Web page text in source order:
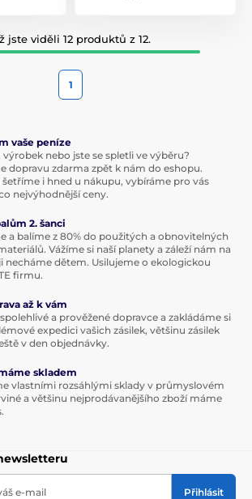
jste viděli 12 produktů z 12.
1
vaše peníze
výrobek nebo jste se spletli ve výběru?
dopravu zdarma zpět k nám do eshopu.
šetříme i hned u nákupu, vybíráme pro vás
nejvýhodnější ceny.
2. šanci
a balíme z 80% do použitých a obnovitelných
Vážíme si naší planety a záleží nám na
necháme dětem. Usilujeme o ekologickou
firmu.
až k vám
a prověžené dopravce a zakládáme si
expedici vašich zásilek, většinu zásilek
v den objednávky.
skladem
vlastními rozsáhlými sklady v průmyslovém
a většinu nejprodávanějšího zboží máme
e-mail Přihlásit